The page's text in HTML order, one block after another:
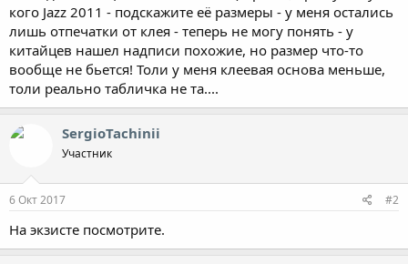
кого Jazz 2011 - подскажите её размеры - у меня остались
лишь отпечатки от клея - теперь не могу понять - у
китайцев нашел надписи похожие, но размер что-то
вообще не бьется! Толи у меня клеевая основа меньше,
толи реально табличка не та....
SergioTachinii
Участник
6 Окт 2017 #2
На экзисте посмотрите.